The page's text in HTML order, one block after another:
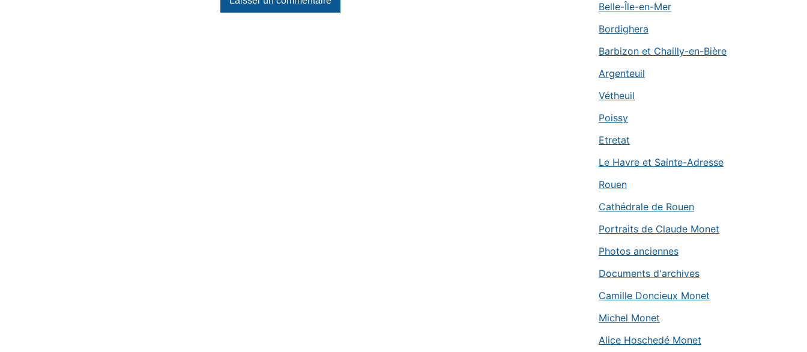
Belle-Île-en-Mer
Bordighera
Barbizon et Chailly-en-Bière
Argenteuil
Vétheuil
Poissy
Etretat
Le Havre et Sainte-Adresse
Rouen
Cathédrale de Rouen
Portraits de Claude Monet
Photos anciennes
Documents d'archives
Camille Doncieux Monet
Michel Monet
Alice Hoschedé Monet